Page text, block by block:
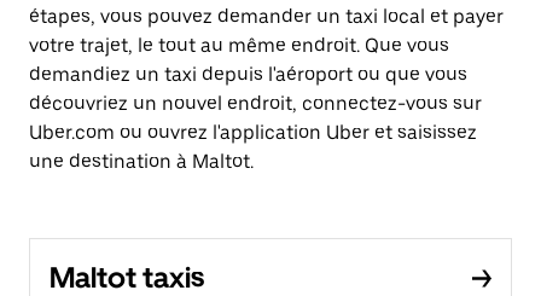
étapes, vous pouvez demander un taxi local et payer
votre trajet, le tout au même endroit. Que vous
demandiez un taxi depuis l'aéroport ou que vous
découvriez un nouvel endroit, connectez-vous sur
Uber.com ou ouvrez l'application Uber et saisissez
une destination à Maltot.
Maltot taxis